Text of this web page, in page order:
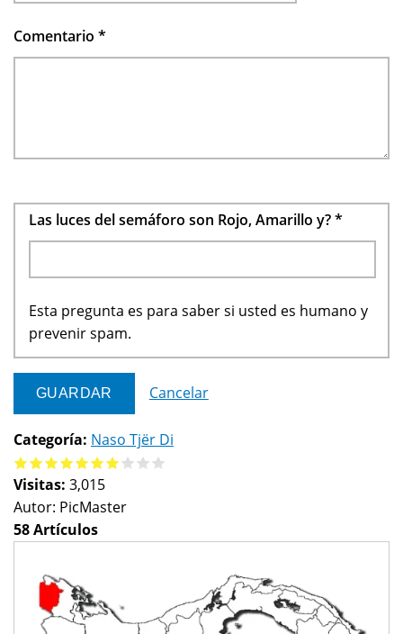
Comentario *
Las luces del semáforo son Rojo, Amarillo y?*
Esta pregunta es para saber si usted es humano y
prevenir spam.
Cancelar
Categoría: Naso Tjër Di
Visitas: 3,015
Autor: PicMaster
58 Artículos